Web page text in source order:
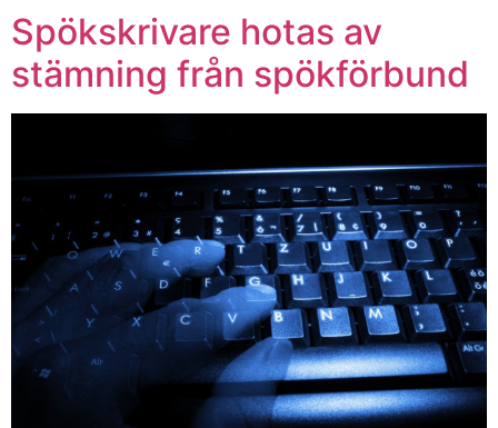
Spökskrivare hotas av
stämning från spökförbund